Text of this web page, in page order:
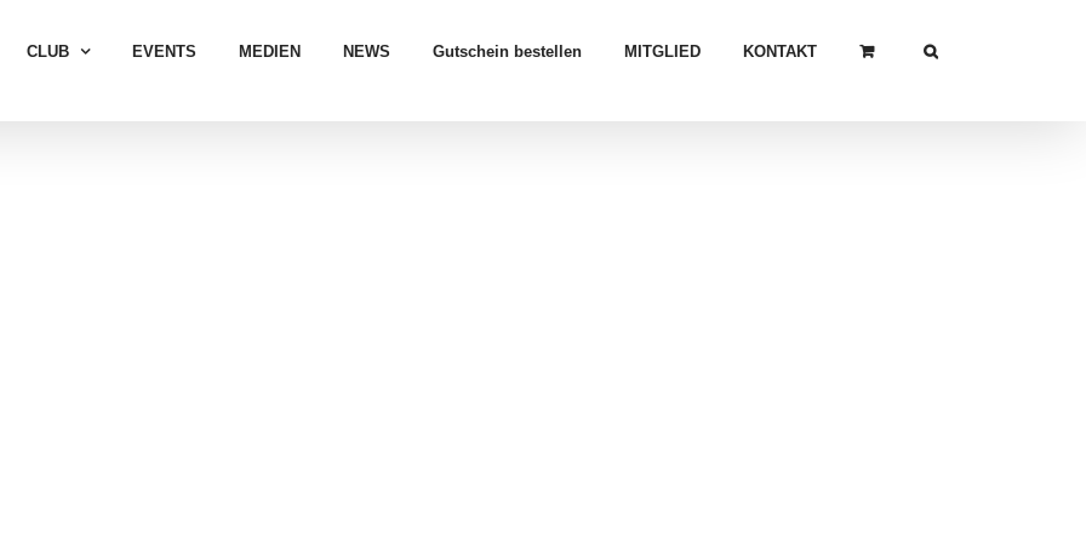
CLUB EVENTS MEDIEN NEWS Gutschein bestellen MITGLIED KONTAKT